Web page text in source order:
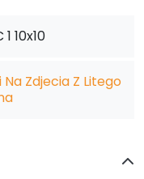
10x10
Na Zdjecia Z Litego